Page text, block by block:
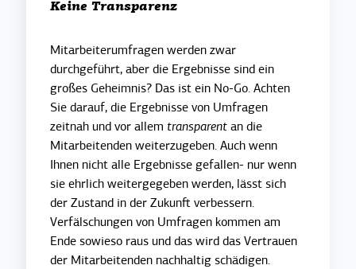
Keine Transparenz
Mitarbeiterumfragen werden zwar
durchgeführt, aber die Ergebnisse sind ein
großes Geheimnis? Das ist ein No-Go. Achten
Sie darauf, die Ergebnisse von Umfragen
zeitnah und vor allemtransparent an die
Mitarbeitenden weiterzugeben. Auch wenn
Ihnen nicht alle Ergebnisse gefallen- nur wenn
sie ehrlich weitergegeben werden, lässt sich
der Zustand in der Zukunft verbessern.
Verfälschungen von Umfragen kommen am
Ende sowieso raus und das wird das Vertrauen
der Mitarbeitenden nachhaltig schädigen.